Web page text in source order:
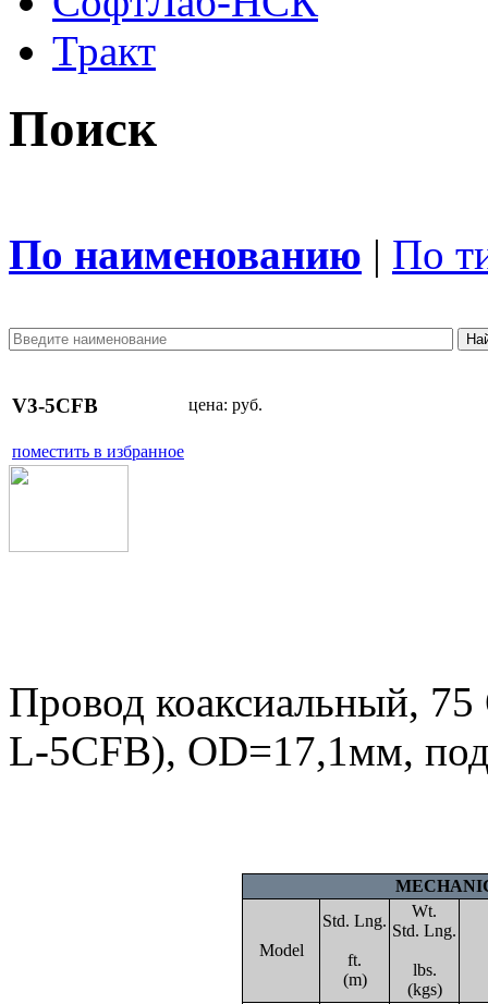
Тракт
Поиск
По наименованию | По
V3-5CFB цена: руб.
поместить в избранное
Провод коаксиальный,
L-5CFB), OD=17,1мм,
Model
Std. Lng.
ft.
(m)
Wt.
Std. Lng.
lbs.
(kgs)